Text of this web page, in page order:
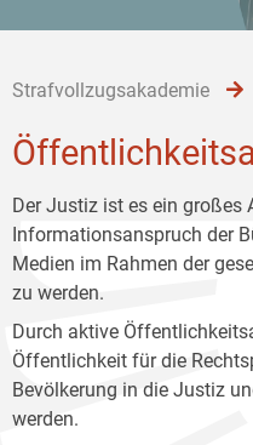
Strafvollzugsakademie
Der Justiz ist es ein großes
Informationsanspruch der
Medien im Rahmen der
zu werden.
Durch aktive
Öffentlichkeit für die
Bevölkerung in die Justiz
werden.